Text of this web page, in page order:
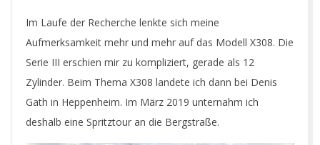
Im Laufe der Recherche lenkte sich meine
Aufmerksamkeit mehr und mehr auf das Modell X308. Die
Serie III erschien mir zu kompliziert, gerade als 12
Zylinder. Beim Thema X308 landete ich dann bei Denis
Gath in Heppenheim. Im März 2019 unternahm ich
deshalb eine Spritztour an die Bergstraße.